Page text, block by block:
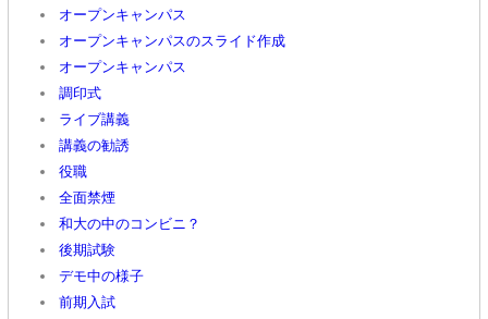
オープンキャンパス
オープンキャンパスのスライド作成
オープンキャンパス
調印式
ライブ講義
講義の勧誘
役職
全面禁煙
和大の中のコンビニ？
後期試験
デモ中の様子
前期入試